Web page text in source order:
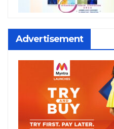
Advertisement